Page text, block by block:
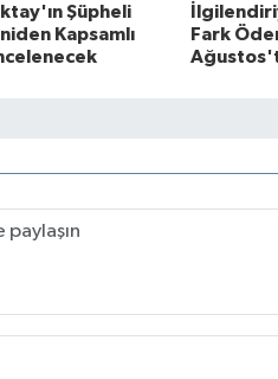
Şüpheli
Kapsamlı
Fark